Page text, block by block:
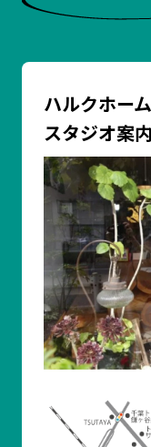
ハルクホー
スタジオ案内